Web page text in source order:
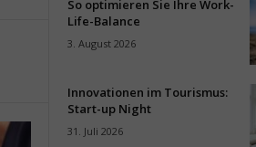
So optimieren Sie Ihre Work-
Life-Balance
3. August 2026
Innovationen im Tourismus:
Start-up Night
31. Juli 2026